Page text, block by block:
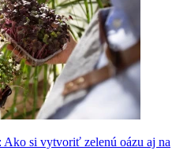
Ako si vytvoriť zelenú oázu aj na